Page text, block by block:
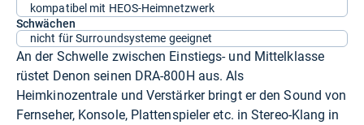
kompatibel mit HEOS-Heimnetzwerk
Schwächen
nicht für Surroundsysteme geeignet
An der Schwelle zwischen Einstiegs- und Mittelklasse
rüstet Denon seinen DRA-800H aus. Als
Heimkinozentrale und Verstärker bringt er den Sound von
Fernseher, Konsole, Plattenspieler etc. in Stereo-Klang in